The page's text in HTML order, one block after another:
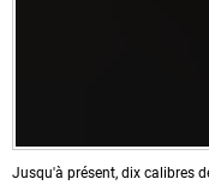
Jusqu'à présent, dix calibres